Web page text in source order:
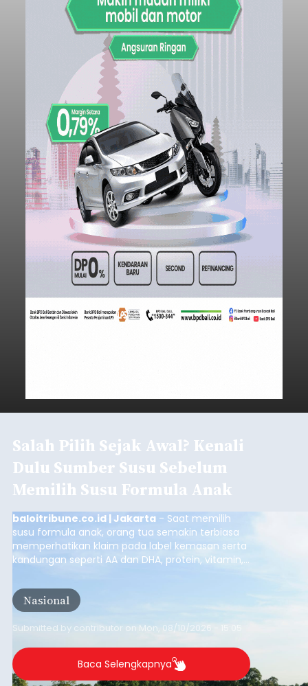
Salah Pilih Sejak Awal? Kenali
Dulu Sumber Susu Sebelum
Memilih Susu Formula Anak
baloitribune.co.id | Jakarta - Saat memilih
susu formula anak, orang tua semakin terbiasa
memperhatikan klaim pada label kemasan serta
kandungan seperti AA dan DHA, protein, vitamin,
yang belum banyak dicermati adalah dari mana
sumber susu yang digunakan.
Nasional
Submitted by contributor on Mon, 08/10/2026 - 15:05
Baca Selengkapnya